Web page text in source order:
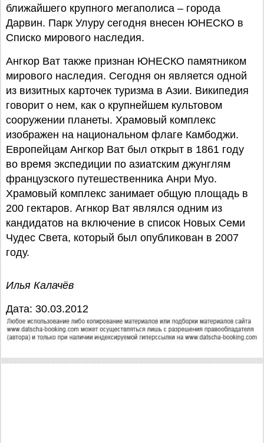
ближайшего крупного мегаполиса – города
Дарвин. Парк Улуру сегодня внесен ЮНЕСКО в
Списко мирового наследия.
Ангкор Ват также признан ЮНЕСКО памятником
мирового наследия. Сегодня он является одной
из визитных карточек туризма в Азии. Википедия
говорит о нем, как о крупнейшем культовом
сооружении планеты. Храмовый комплекс
изображен на национальном флаге Камбоджи.
Европейцам Ангкор Ват был открыт в 1861 году
во время экспедиции по азиатским джунглям
французского путешественника Анри Муо.
Храмовый комплекс занимает общую площадь в
200 гектаров. Агнкор Ват являлся одним из
кандидатов на включение в список Новых Семи
Чудес Света, который был опубликован в 2007
году.
Илья Калачёв
Дата: 30.03.2012